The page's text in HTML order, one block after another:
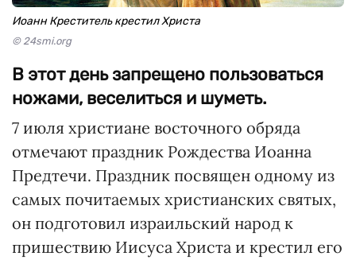
Иоанн Креститель крестил Христа
© 24smi.org
В этот день запрещено пользоваться
ножами, веселиться и шуметь.
7 июля христиане восточного обряда
отмечают праздник Рождества Иоанна
Предтечи. Праздник посвящен одному из
самых почитаемых христианских святых,
он подготовил израильский народ к
пришествию Иисуса Христа и крестил его